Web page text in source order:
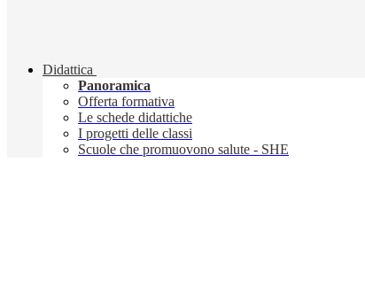
Didattica
Panoramica
Offerta formativa
Le schede didattiche
I progetti delle classi
Scuole che promuovono salute - SHE